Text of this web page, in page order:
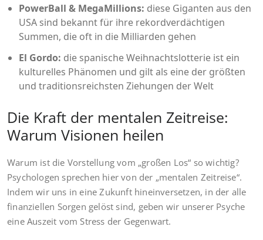
PowerBall & MegaMillions: diese Giganten aus den
USA sind bekannt für ihre rekordverdächtigen
Summen, die oft in die Milliarden gehen
El Gordo: die spanische Weihnachtslotterie ist ein
kulturelles Phänomen und gilt als eine der größten
und traditionsreichsten Ziehungen der Welt
Die Kraft der mentalen Zeitreise:
Warum Visionen heilen
Warum ist die Vorstellung vom „großen Los“ so wichtig?
Psychologen sprechen hier von der „mentalen Zeitreise“.
Indem wir uns in eine Zukunft hineinversetzen, in der alle
finanziellen Sorgen gelöst sind, geben wir unserer Psyche
eine Auszeit vom Stress der Gegenwart.